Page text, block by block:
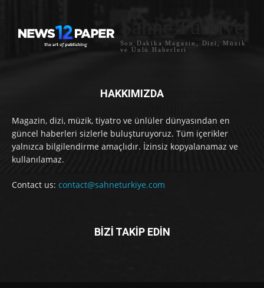
Sahne Türkiye
Son Dakika Magazin, Dizi, Müzik
ve Ünlü Haberleri
HAKKIMIZDA
Magazin, dizi, müzik, tiyatro ve ünlüler dünyasından en
güncel haberleri sizlerle buluşturuyoruz. Tüm içerikler
yalnızca bilgilendirme amaçlıdır. İzinsiz kopyalanamaz ve
kullanılamaz.
Contact us: contact@sahneturkiye.com
BİZİ TAKİP EDİN